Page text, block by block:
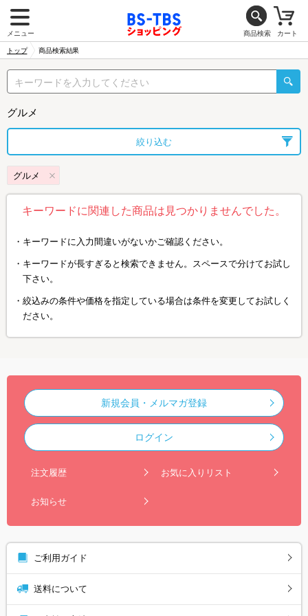
メニュー 商品検索 カート
トップ 商品検索結果
グルメ
絞り込む
グルメ
キーワードに関連した商品は見つかりませんでした。
キーワードに入力間違いがないかご確認ください。
キーワードが長すぎると検索できません。スペースで分けてお試し
下さい。
絞込みの条件や価格を指定している場合は条件を変更してお試しく
ださい。
新規会員・メルマガ登録
ログイン
注文履歴 お気に入りリスト
お知らせ
ご利用ガイド
送料について